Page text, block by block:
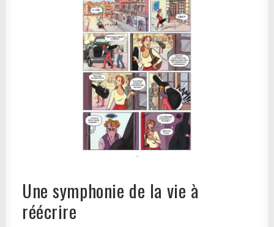
Une symphonie de la vie à
réécrire